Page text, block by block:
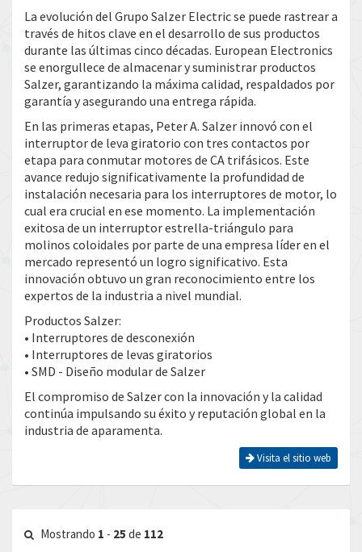
La evolución del Grupo Salzer Electric se puede rastrear a
través de hitos clave en el desarrollo de sus productos
durante las últimas cinco décadas. European Electronics
se enorgullece de almacenar y suministrar productos
Salzer, garantizando la máxima calidad, respaldados por
garantía y asegurando una entrega rápida.
En las primeras etapas, Peter A. Salzer innovó con el
interruptor de leva giratorio con tres contactos por
etapa para conmutar motores de CA trifásicos. Este
avance redujo significativamente la profundidad de
instalación necesaria para los interruptores de motor, lo
cual era crucial en ese momento. La implementación
exitosa de un interruptor estrella-triángulo para
molinos coloidales por parte de una empresa líder en el
mercado representó un logro significativo. Esta
innovación obtuvo un gran reconocimiento entre los
expertos de la industria a nivel mundial.
Productos Salzer:
• Interruptores de desconexión
• Interruptores de levas giratorios
• SMD - Diseño modular de Salzer
El compromiso de Salzer con la innovación y la calidad
continúa impulsando su éxito y reputación global en la
industria de aparamenta.
Visita el sitio web
Mostrando 1 - 25 de 112